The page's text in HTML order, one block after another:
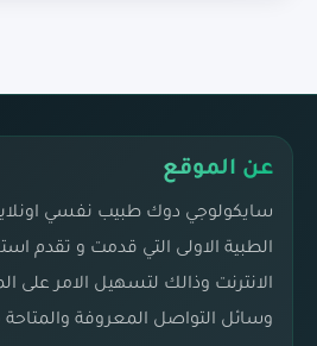
عن الموقع
سايكولوجي دوك طبيب نفسي
الطبية الاولى التي قدمت و تقدم
الانترنت وذالك لتسهيل الامر على
وسائل التواصل المعروفة والمتاحة